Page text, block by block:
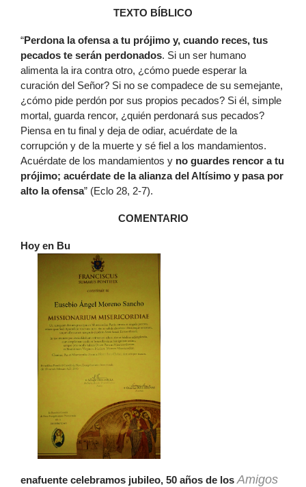
TEXTO BÍBLICO
“Perdona la ofensa a tu prójimo y, cuando reces, tus
pecados te serán perdonados. Si un ser humano
alimenta la ira contra otro, ¿cómo puede esperar la
curación del Señor? Si no se compadece de su semejante,
¿cómo pide perdón por sus propios pecados? Si él, simple
mortal, guarda rencor, ¿quién perdonará sus pecados?
Piensa en tu final y deja de odiar, acuérdate de la
corrupción y de la muerte y sé fiel a los mandamientos.
Acuérdate de los mandamientos y no guardes rencor a tu
prójimo; acuérdate de la alianza del Altísimo y pasa por
alto la ofensa” (Eclo 28, 2-7).
COMENTARIO
Hoy en Bu
enafuente celebramos jubileo, 50 años de los Amigos